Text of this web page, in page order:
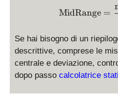
MidRange =
Se hai bisogno di un
descrittive, comprese le
centrale e deviazione,
dopo passo calcolatrice